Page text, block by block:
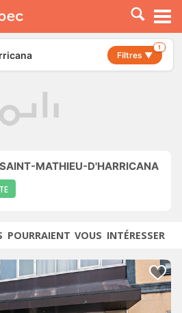
Filtres ▼
1
MATHIEU-D'HARRICANA
VOUS INTÉRESSER